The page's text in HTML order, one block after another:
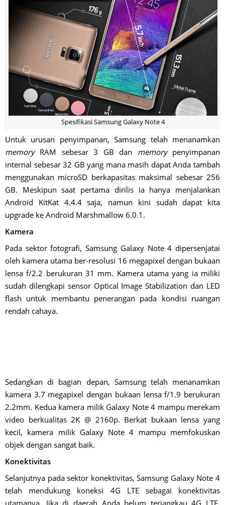
Spesifikasi Samsung Galaxy Note 4
Untuk urusan penyimpanan, Samsung telah menanamkan
memoryRAM sebesar 3 GB dan memorypenyimpanan
internal sebesar 32 GB yang mana masih dapat Anda tambah
menggunakan microSD berkapasitas maksimal sebesar 256
GB. Meskipun saat pertama dirilis ia hanya menjalankan
Android KitKat 4.4.4 saja, namun kini sudah dapat kita
upgrade ke Android Marshmallow 6.0.1.
Kamera
Pada sektor fotografi, Samsung Galaxy Note 4 dipersenjatai
oleh kamera utama ber-resolusi 16 megapixel dengan bukaan
lensa f/2.2 berukuran 31 mm. Kamera utama yang ia miliki
sudah dilengkapi sensor Optical Image Stabilization dan LED
flash untuk membantu penerangan pada kondisi ruangan
rendah cahaya.
Sedangkan di bagian depan, Samsung telah menanamkan
kamera 3.7 megapixel dengan bukaan lensa f/1.9 berukuran
2.2mm. Kedua kamera milik Galaxy Note 4 mampu merekam
video berkualitas 2K @ 2160p. Berkat bukaan lensa yang
kecil, kamera milik Galaxy Note 4 mampu memfokuskan
objek dengan sangat baik.
Konektivitas
Selanjutnya pada sektor konektivitas, Samsung Galaxy Note 4
telah mendukung koneksi 4G LTE sebagai konektivitas
utamanya. Jika di daerah Anda belum terjangkau 4G LTE,